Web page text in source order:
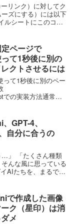
リンク）に対してク
ズにする）には以下
ルシートにこのコー
ページで
て1秒後に別の
クトさせるには
って1秒後に別のペー
での実装方法通常、
GPT-4、
自分に合うの
…」 「たくさん種類
んな風に思っている
AIたちを、まるで個
で作成した画像
ク（星印）は消
メ